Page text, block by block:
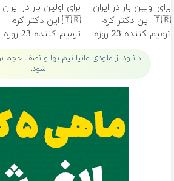
برای اولین بار در ایران
🇮🇷 این دکتر کرم
ترمیم کننده 23 روزه
برای اولین بار در ایران
🇮🇷 این دکتر کرم
ترمیم کننده 23 روزه
ساخت!
دانلود از ملودی مانیا نیم بها و نصف
شود.